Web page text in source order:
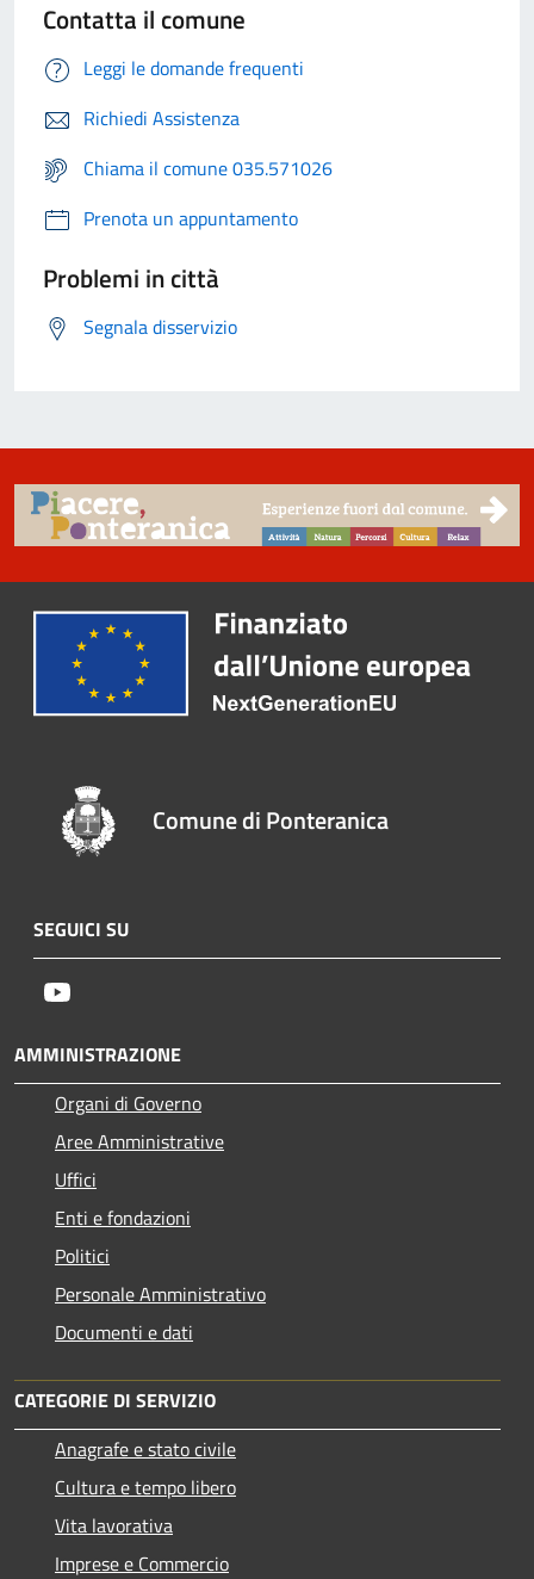
Contatta il comune
Leggi le domande frequenti
Richiedi Assistenza
Chiama il comune 035.571026
Prenota un appuntamento
Problemi in città
Segnala disservizio
Comune di Ponteranica
SEGUICI SU
AMMINISTRAZIONE
Organi di Governo
Aree Amministrative
Uffici
Enti e fondazioni
Politici
Personale Amministrativo
Documenti e dati
CATEGORIE DI SERVIZIO
Anagrafe e stato civile
Cultura e tempo libero
Vita lavorativa
Imprese e Commercio